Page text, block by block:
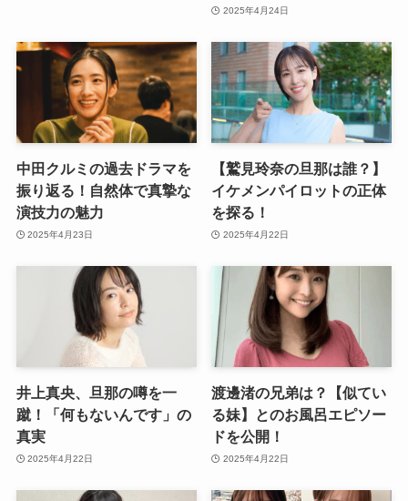
2025年4月24日
中田クルミの過去ドラマを
振り返る！自然体で真摯な
演技力の魅力
2025年4月23日
【鷲見玲奈の旦那は誰？】
イケメンパイロットの正体
を探る！
2025年4月22日
井上真央、旦那の噂を一
蹴！「何もないんです」の
真実
2025年4月22日
渡邊渚の兄弟は？【似てい
る妹】とのお風呂エピソー
ドを公開！
2025年4月22日